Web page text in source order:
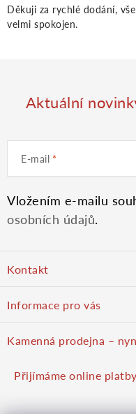
i
Děkuji za rychlé dodání,
velmi spokojen.
Aktuální
E-mail
Vložením e-mailu
osobních údajů.
p
Kontakt
Informace pro vás
Hodnocení obchodu
Kamenná prodejna –
Přijímáme online platby